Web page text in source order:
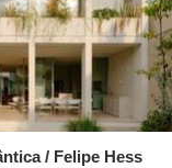
/ Felipe Hess